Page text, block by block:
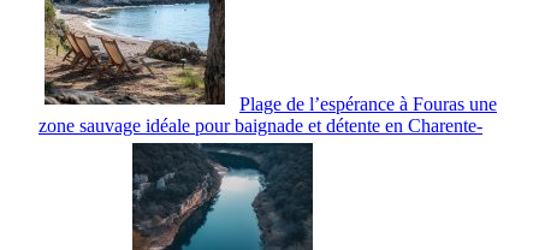
Plage de l’espérance à Fouras une
zone sauvage idéale pour baignade et détente en Charente-